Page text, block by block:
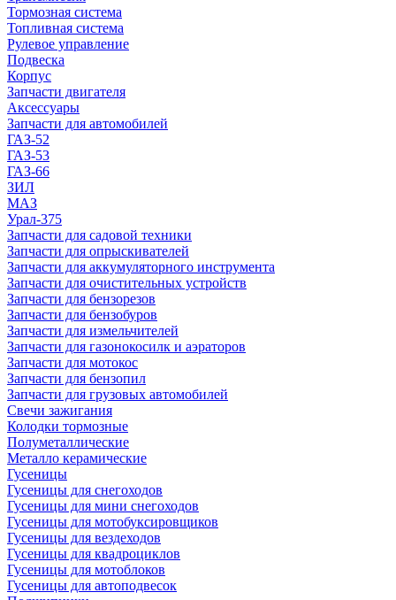
Тормозная система
Топливная система
Рулевое управление
Подвеска
Корпус
Запчасти двигателя
Аксессуары
Запчасти для автомобилей
ГАЗ-52
ГАЗ-53
ГАЗ-66
ЗИЛ
МАЗ
Урал-375
Запчасти для садовой техники
Запчасти для опрыскивателей
Запчасти для аккумуляторного инструмента
Запчасти для очистительных устройств
Запчасти для бензорезов
Запчасти для бензобуров
Запчасти для измельчителей
Запчасти для газонокосилк и аэраторов
Запчасти для мотокос
Запчасти для бензопил
Запчасти для грузовых автомобилей
Свечи зажигания
Колодки тормозные
Полуметаллические
Металло керамические
Гусеницы
Гусеницы для снегоходов
Гусеницы для мини снегоходов
Гусеницы для мотобуксировщиков
Гусеницы для вездеходов
Гусеницы для квадроциклов
Гусеницы для мотоблоков
Гусеницы для автоподвесок